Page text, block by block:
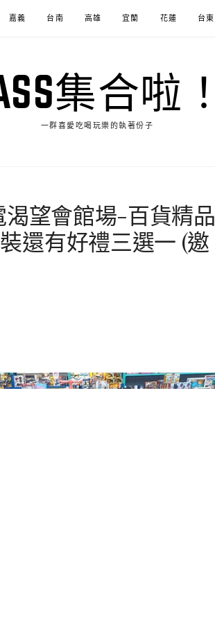
嘉義 台南 高雄 宜蘭 花蓮 台東
集合啦！
一群喜愛吃喝玩樂的執著份子
望會館場-百貨精品
還有好禮三選一 (邀